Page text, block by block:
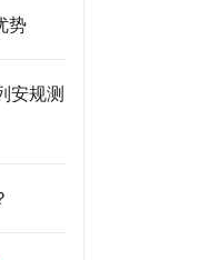
势
安规测